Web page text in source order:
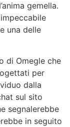
gemella.
una delle
di Omegle che
per
dalla
sul sito
segnalerebbe
in seguito